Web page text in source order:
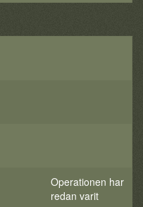
Operationen har
redan varit